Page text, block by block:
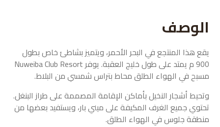
الوصف
يقع هذا المنتجع في البحر الأحمر، ويتميز بشاطئ خاص بطول
900 م يمتد على طول خليج العقبة. يوفر Nuweiba Club Resort
مسبح في الهواء الطلق محاط بتراس شمسي من البلاط.
وتحيط أشجار النخيل بأماكن الإقامة المصممة على طراز البنغل.
تحتوي جميع الغرف المكيفة على ميني بار، ويستفيد بعضها من
منطقة جلوس في الهواء الطلق.